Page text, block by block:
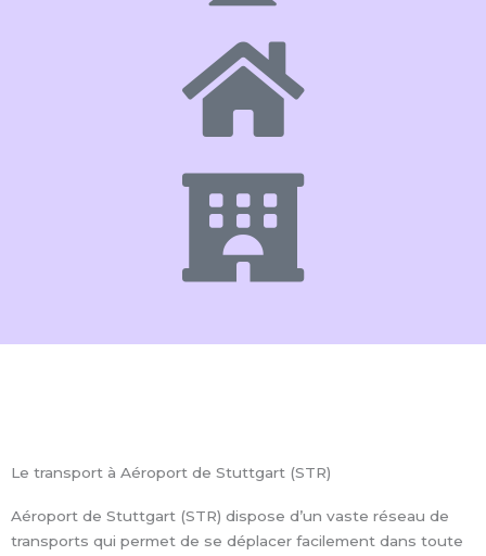
Le transport à Aéroport de Stuttgart (STR)
Aéroport de Stuttgart (STR) dispose d’un vaste réseau de
transports qui permet de se déplacer facilement dans toute